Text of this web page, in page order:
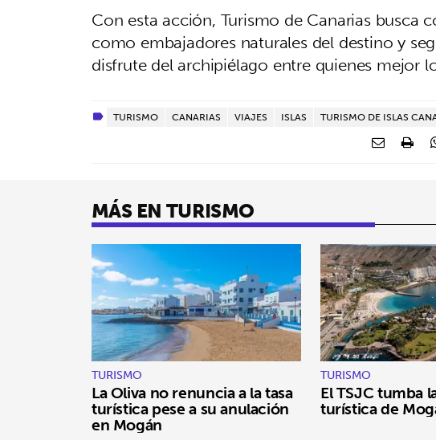
Con esta acción, Turismo de Canarias busca
como embajadores naturales del destino y
disfrute del archipiélago entre quienes mejor
TURISMO CANARIAS VIAJES ISLAS TURISMO DE ISLAS
MÁS EN TURISMO
TURISMO
La Oliva no renuncia a la tasa
turística pese a su anulación
en Mogán
TURISMO
El TSJC tumba
turística de